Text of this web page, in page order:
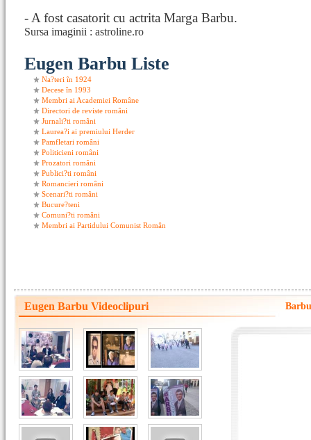
- A fost casatorit cu actrita Marga Barbu.
Sursa imaginii : astroline.ro
Eugen Barbu Liste
Na?teri în 1924
Decese în 1993
Membri ai Academiei Române
Directori de reviste români
Jurnali?ti români
Laurea?i ai premiului Herder
Pamfletari români
Politicieni români
Prozatori români
Publici?ti români
Romancieri români
Scenari?ti români
Bucure?teni
Comuni?ti români
Membri ai Partidului Comunist Român
Eugen Barbu Videoclipuri